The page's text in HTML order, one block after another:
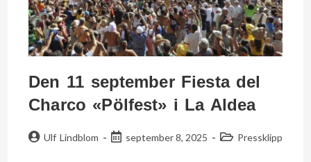
Den 11 september Fiesta del
Charco «Pölfest» i La Aldea
Ulf Lindblom september 8, 2025 Pressklipp